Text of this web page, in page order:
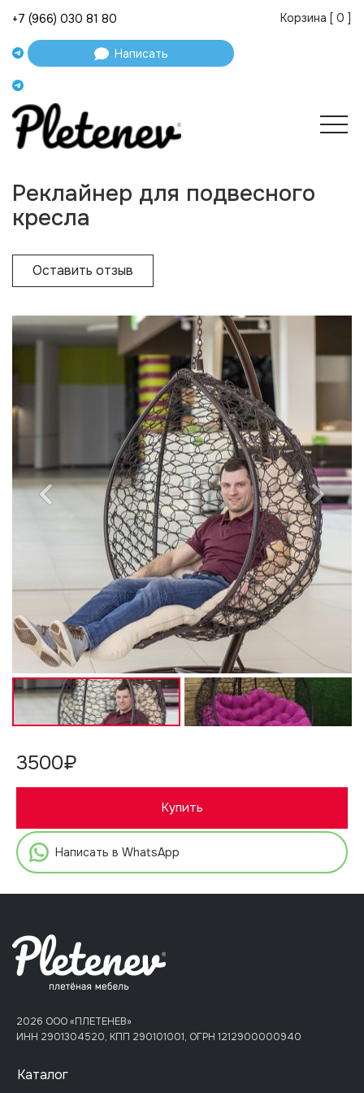
+7 (966) 030 81 80
Написать
Корзина [ 0 ]
Реклайнер для подвесного
кресла
Оставить отзыв
3500₽
Купить
Написать в WhatsApp
2026 ООО «ПЛЕТЕНЕВ»
ИНН 2901304520, КПП 290101001, ОГРН 1212900000940
Каталог